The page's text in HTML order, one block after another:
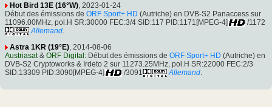
Hot Bird 13E (16°W) , 2023-01-24
Début des émissions de ORF Sport+ HD (Autriche) en DVB-S2 Panaccess sur
11096.00MHz, pol.H SR:30000 FEC:3/4 SID:117 PID:1171[MPEG-4]
/1172
Allemand.
Astra 1KR (19°E), 2014-08-06
Austriasat& ORF Digital : Début des émissions de ORF Sport+ HD (Autriche) en
DVB-S2 Cryptoworks & Irdeto 2 sur 11273.25MHz, pol.H SR:22000 FEC:2/3
SID:13309 PID:3090[MPEG-4]
/3091 Allemand.